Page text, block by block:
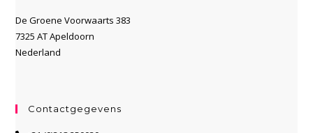
De Groene Voorwaarts 383
7325 AT Apeldoorn
Nederland
Contactgegevens